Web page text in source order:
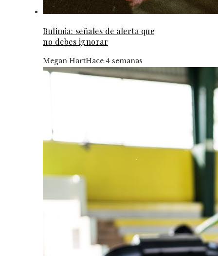
Bulimia: señales de alerta que
no debes ignorar
Megan HartHace 4 semanas